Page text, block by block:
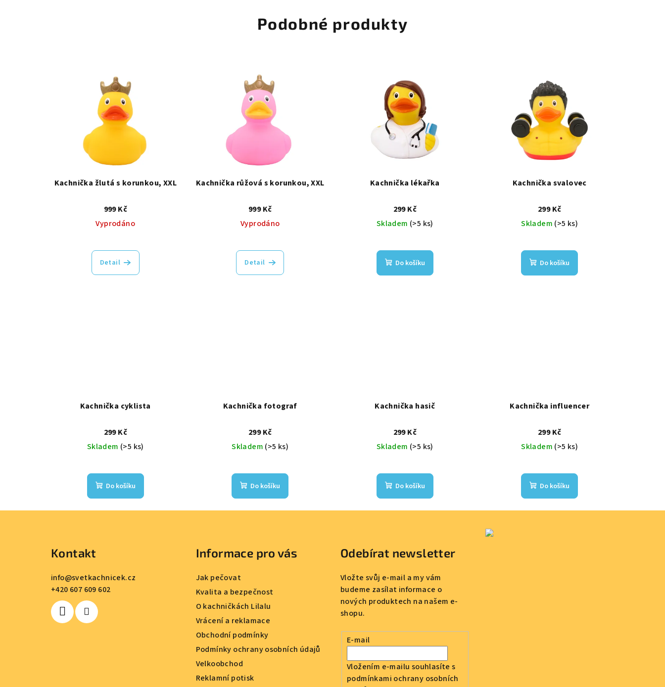
Podobné produkty
Kachnička žlutá s korunkou, XXL
999 Kč
Vyprodáno
Detail
Kachnička růžová s korunkou, XXL
999 Kč
Vyprodáno
Detail
Kachnička lékařka
299 Kč
Skladem (>5 ks)
Do košíku
Kachnička svalovec
299 Kč
Skladem (>5 ks)
Do košíku
Kachnička cyklista
299 Kč
Skladem (>5 ks)
Do košíku
Kachnička fotograf
299 Kč
Skladem (>5 ks)
Do košíku
Kachnička hasič
299 Kč
Skladem (>5 ks)
Do košíku
Kachnička influencer
299 Kč
Skladem (>5 ks)
Do košíku
Kontakt
info@svetkachnicek.cz
+420 607 609 602
Informace pro vás
Jak pečovat
Kvalita a bezpečnost
O kachničkách Lilalu
Vrácení a reklamace
Obchodní podmínky
Podmínky ochrany osobních údajů
Velkoobchod
Reklamní potisk
Odebírat newsletter
Vložte svůj e-mail a my vám
budeme zasílat informace o
nových produktech na našem e-
shopu.
E-mail
Vložením e-mailu souhlasíte s
podmínkami ochrany osobních